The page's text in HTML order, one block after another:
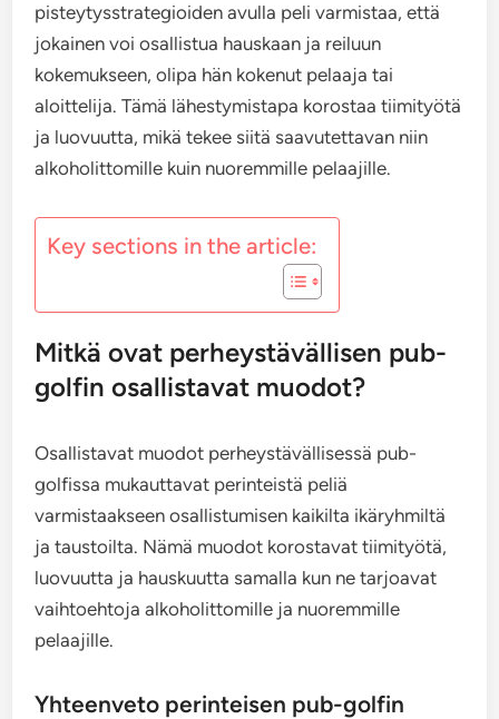
pisteytysstrategioiden avulla peli varmistaa, että
jokainen voi osallistua hauskaan ja reiluun
kokemukseen, olipa hän kokenut pelaaja tai
aloittelija. Tämä lähestymistapa korostaa tiimityötä
ja luovuutta, mikä tekee siitä saavutettavan niin
alkoholittomille kuin nuoremmille pelaajille.
Key sections in the article:
Mitkä ovat perheystävällisen pub-
golfin osallistavat muodot?
Osallistavat muodot perheystävällisessä pub-
golfissa mukauttavat perinteistä peliä
varmistaakseen osallistumisen kaikilta ikäryhmiltä
ja taustoilta. Nämä muodot korostavat tiimityötä,
luovuutta ja hauskuutta samalla kun ne tarjoavat
vaihtoehtoja alkoholittomille ja nuoremmille
pelaajille.
Yhteenveto perinteisen pub-golfin